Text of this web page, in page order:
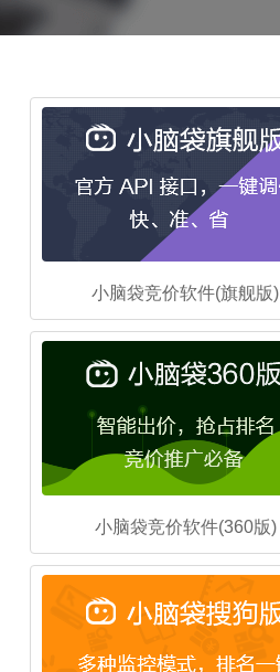
小脑袋竞价软件(旗舰版)
小脑袋竞价软件(360版)